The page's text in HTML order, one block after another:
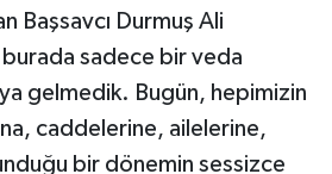
Başsavcı Durmuş Ali
sadece bir veda
gelmedik. Bugün, hepimizin
caddelerine, ailelerine,
bir dönemin sessizce